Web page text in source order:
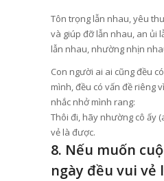
Tôn trọng lẫn nhau, yêu
và giúp đỡ lẫn nhau, an ủi
lẫn nhau, nhường nhịn
Con người ai ai cũng đều
mình, đều có vấn đề riêng
nhắc nhở mình rang:
Thôi đi, hãy nhường cô ấy
vẻ là được.
8. Nếu muốn
ngày đều vui vẻ